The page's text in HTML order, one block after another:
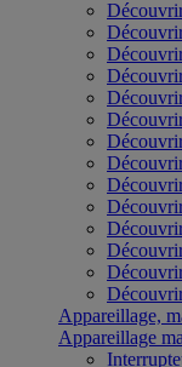
Appareillage,
Appareillage